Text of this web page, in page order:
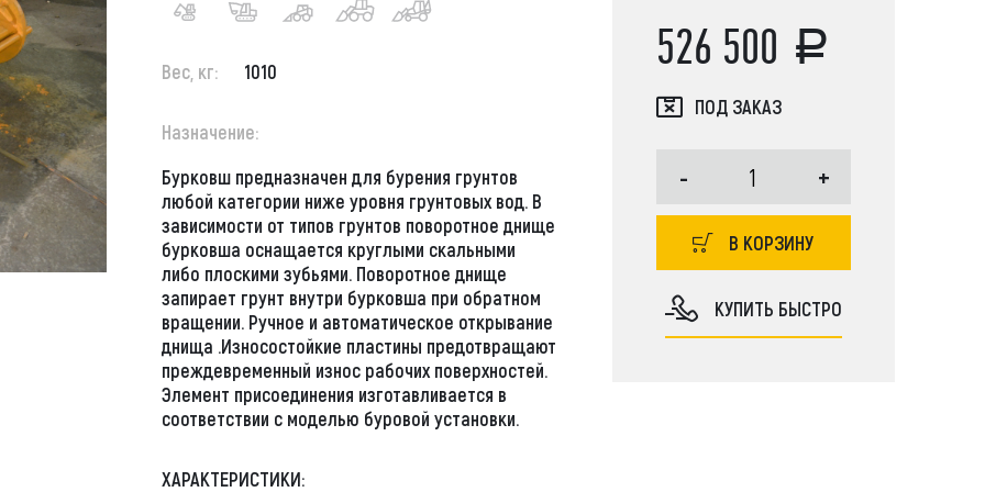
машина
молот
Удлинённые рукояти
Швонарезчик
Гидроножницы
для
и забурники
бур
Стена в грунте
Телескопический
шнек
Уширитель
Шнек серия Bauer
Буры для БКМ
Келли-штанга
Soosan
Tadano
Unic
Автокранов
Гидравлические
элементы
Шины для
спецтехники
Kato, Caterpillar, JCB, Doosan, Hitachi, Kobelco, Tadano, Aichi,
Kanglim, Unic, Soosan, Dong Yang, New Holland, John Deere
каркасы
резиновые
Мотопомпы
стол
Минипогрузчик
Оборудование для
навоза
Погрузчики
Полуприцеп
Понтоны для
экскаваторов
Самосвал амфибия
Экскаватор
Вес, кг: 1010
Назначение:
Бурковш предназначен для бурения грунтов
любой категории ниже уровня грунтовых вод. В
зависимости от типов грунтов поворотное днище
бурковша оснащается круглыми скальными
либо плоскими зубьями. Поворотное днище
запирает грунт внутри бурковша при обратном
вращении. Ручное и автоматическое открывание
днища .Износостойкие пластины предотвращают
преждевременный износ рабочих поверхностей.
Элемент присоединения изготавливается в
соответствии с моделью буровой установки.
ХАРАКТЕРИСТИКИ:
526 500
ПОД ЗАКАЗ
- +
В КОРЗИНУ
КУПИТЬ БЫСТРО